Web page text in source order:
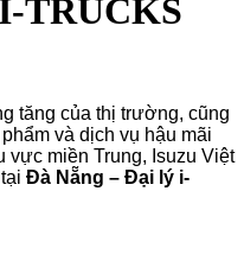
TRUCKS
tăng của thị trường, cũng
và dịch vụ hậu mãi
miền Trung, Isuzu Việt
Đà Nẵng – Đại lý i-